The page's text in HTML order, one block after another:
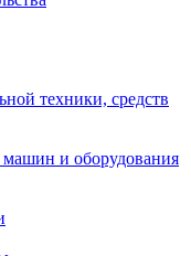
техники, средств
и оборудования